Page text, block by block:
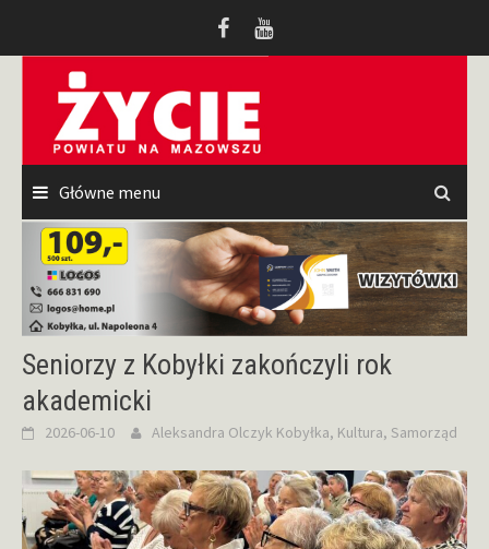
Główne menu
Seniorzy z Kobyłki zakończyli rok
akademicki
2026-06-10 Aleksandra Olczyk Kobyłka, Kultura, Samorząd